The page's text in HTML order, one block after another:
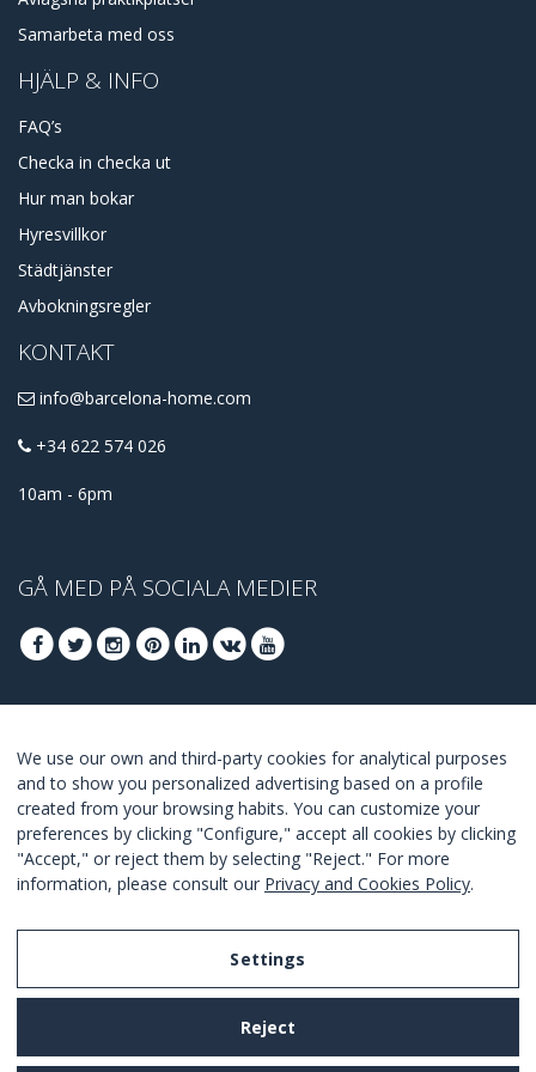
Samarbeta med oss
HJÄLP & INFO
FAQ’s
Checka in checka ut
Hur man bokar
Hyresvillkor
Städtjänster
Avbokningsregler
KONTAKT
info@barcelona-home.com
+34 622 574 026
10am - 6pm
GÅ MED PÅ SOCIALA MEDIER
ERBJUDANDENA
GÅ MED
I Agree with the terms and conditions
We use our own and third-party cookies for analytical purposes
and to show you personalized advertising based on a profile
created from your browsing habits. You can customize your
preferences by clicking "Configure," accept all cookies by clicking
"Accept," or reject them by selecting "Reject." For more
information, please consult our Privacy and Cookies Policy.
Settings
Reject
Legal Notice
Privacy and Cookies Policy